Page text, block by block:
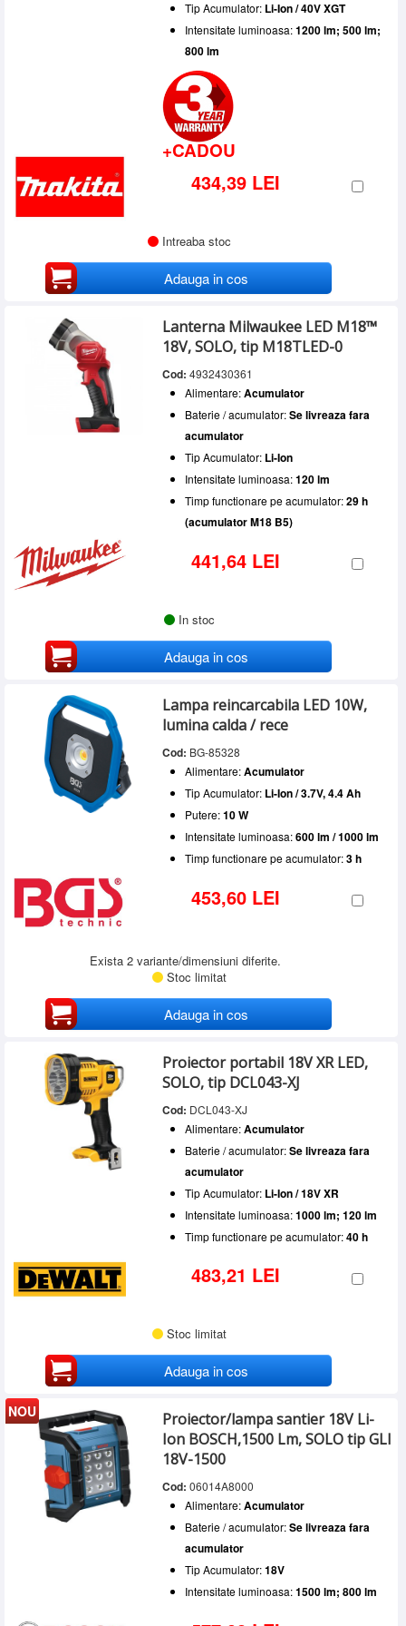
Tip Acumulator: Li-Ion / 40V XGT
Intensitate luminoasa:1200 lm; 500 lm;
800 lm
+CADOU
434,39 LEI
Intreaba stoc
Adauga in cos
Lanterna Milwaukee LED M18™
18V, SOLO, tip M18TLED-0
Cod: 4932430361
Alimentare:Acumulator
Baterie / acumulator:Se livreaza fara
acumulator
Tip Acumulator: Li-Ion
Intensitate luminoasa:120 lm
Timp functionare pe acumulator:29 h
(acumulator M18 B5)
441,64 LEI
In stoc
Adauga in cos
Lampa reincarcabila LED 10W,
lumina calda / rece
Cod: BG-85328
Alimentare:Acumulator
Tip Acumulator: Li-Ion / 3.7V, 4.4 Ah
Putere:10 W
Intensitate luminoasa:600 lm / 1000 lm
Timp functionare pe acumulator:3 h
453,60 LEI
Exista 2 variante/dimensiuni diferite.
Stoc limitat
Adauga in cos
Proiector portabil 18V XR LED,
SOLO, tip DCL043-XJ
Cod: DCL043-XJ
Alimentare:Acumulator
Baterie / acumulator:Se livreaza fara
acumulator
Tip Acumulator: Li-Ion / 18V XR
Intensitate luminoasa:1000 lm; 120 lm
Timp functionare pe acumulator:40 h
483,21 LEI
Stoc limitat
Adauga in cos
NOU
Proiector/lampa santier 18V Li-
Ion BOSCH,1500 Lm, SOLO tip GLI
18V-1500
Cod: 06014A8000
Alimentare:Acumulator
Baterie / acumulator:Se livreaza fara
acumulator
Tip Acumulator:18V
Intensitate luminoasa:1500 lm; 800 lm